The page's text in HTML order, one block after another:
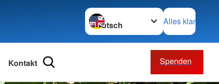
Sprache wechseln zu
Alles klar
Kontakt Spenden